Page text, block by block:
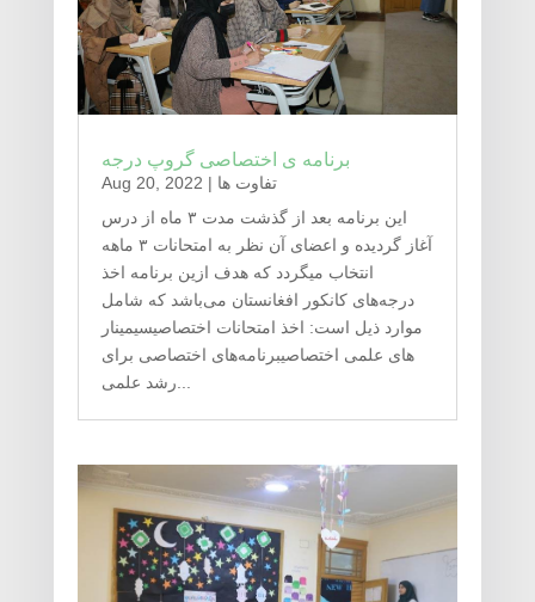
برنامه ی اختصاصی گروپ درجه
Aug 20, 2022 | تفاوت ها
این برنامه بعد از گذشت مدت ۳ ماه از درس
آغاز گردیده و اعضای آن نظر به امتحانات ۳ ماهه
انتخاب میگردد که هدف ازین برنامه اخذ
درجه‌های کانکور افغانستان می‌باشد که شامل
موارد ذیل است: اخذ امتحانات اختصاصیسیمینار
های علمی اختصاصیبرنامه‌های اختصاصی برای
رشد علمی...